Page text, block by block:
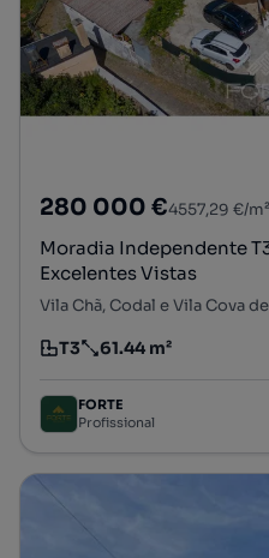
280 000 €4557,29 €/m²
Moradia Independente
Excelentes Vistas
Tipologia
T3
Preço por metro quadrado
61.44 m²
FORTE
Profissional